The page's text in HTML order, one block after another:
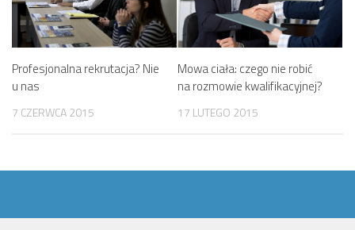
Profesjonalna rekrutacja? Nie
u nas
7 CZERWCA 2015
Mowa ciała: czego nie robić
na rozmowie kwalifikacyjnej?
17 LUTEGO 2015